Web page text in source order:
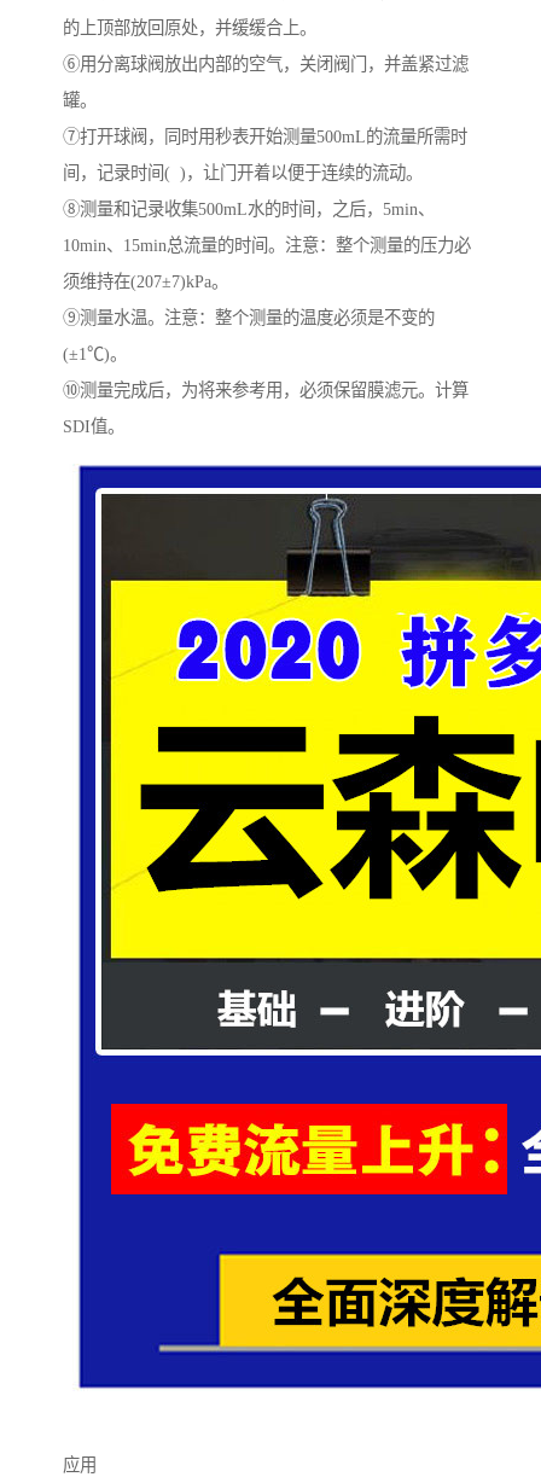
的上顶部放回原处，并缓缓合上。
⑥用分离球阀放出内部的空气，关闭阀门，并盖紧过滤
罐。
⑦打开球阀，同时用秒表开始测量500mL的流量所需时
间，记录时间( )，让门开着以便于连续的流动。
⑧测量和记录收集500mL水的时间，之后，5min、
10min、15min总流量的时间。注意：整个测量的压力必
须维持在(207±7)kPa。
⑨测量水温。注意：整个测量的温度必须是不变的
(±1℃)。
⑩测量完成后，为将来参考用，必须保留膜滤元。计算
SDI值。
应用